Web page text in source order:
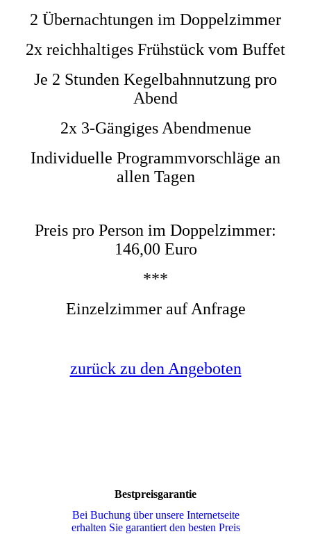
2 Übernachtungen im Doppelzimmer
2x reichhaltiges Frühstück vom Buffet
Je 2 Stunden Kegelbahnnutzung pro
Abend
2x 3-Gängiges Abendmenue
Individuelle Programmvorschläge an
allen Tagen
Preis pro Person im Doppelzimmer:
146,00 Euro
***
Einzelzimmer auf Anfrage
zurück zu den Angeboten
Bestpreisgarantie
Bei Buchung über unsere Internetseite
erhalten Sie garantiert den besten Preis